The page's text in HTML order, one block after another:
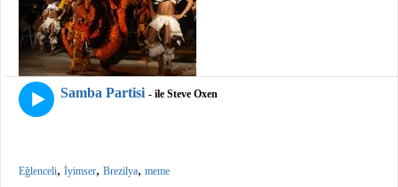
Samba Partisi - ile Steve Oxen
Eğlenceli, İyimser, Brezilya, meme